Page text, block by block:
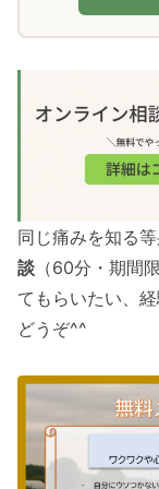
同じ痛みを知る
談 （60分・期間
てもらいたい、
どうぞ^^